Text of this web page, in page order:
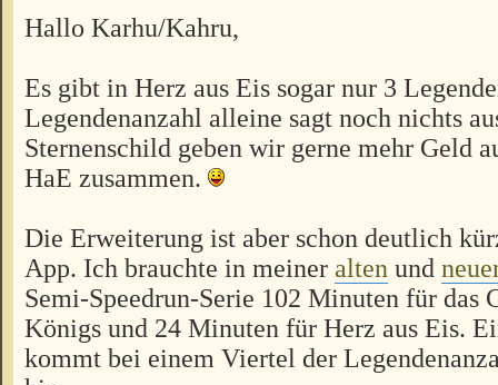
Hallo Karhu/Kahru,
Es gibt in Herz aus Eis sogar nur 3
Legendenanzahl alleine sagt noch nichts
Sternenschild geben wir gerne mehr Geld
HaE zusammen.
Die Erweiterung ist aber schon deutlich
App. Ich brauchte in meiner alten und
Semi-Speedrun-Serie 102 Minuten für das
Königs und 24 Minuten für Herz aus Eis.
kommt bei einem Viertel der